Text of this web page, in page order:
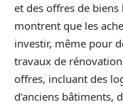
et des offres de
montrent que les
investir, même pour
travaux de
offres, incluant des
d’anciens bâtiments,